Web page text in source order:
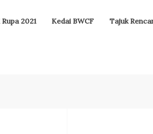
2021 Kedai BWCF Tajuk